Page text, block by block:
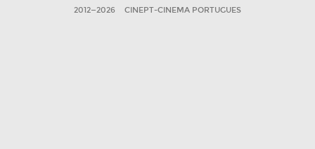
2012—2026 CINEPT-CINEMA PORTUGUES